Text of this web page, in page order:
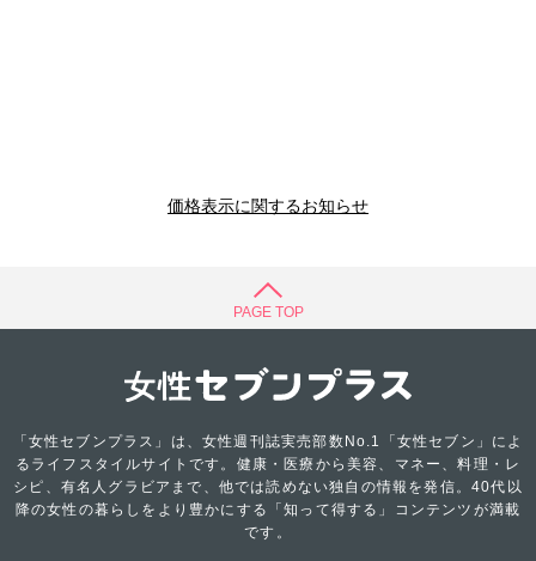
価格表示に関するお知らせ
PAGE TOP
「女性セブンプラス」は、女性週刊誌実売部数No.1「女性セブン」によ
るライフスタイルサイトです。健康・医療から美容、マネー、料理・レ
シピ、有名人グラビアまで、他では読めない独自の情報を発信。40代以
降の女性の暮らしをより豊かにする「知って得する」コンテンツが満載
です。